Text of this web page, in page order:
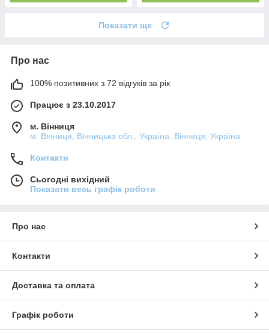
Показати ще
Про нас
100% позитивних з 72 відгуків за рік
Працює з 23.10.2017
м. Вінниця
м. Вінниця, Вінницька обл., Україна, Вінниця, Україна
Контакти
Сьогодні вихідний
Показати весь графік роботи
Про нас
Контакти
Доставка та оплата
Графік роботи